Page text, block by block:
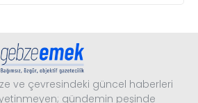
ve çevresindeki güncel haberleri
gündemin peşinde